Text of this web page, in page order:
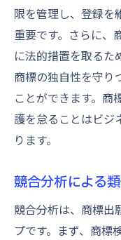
限を管理し、登録を
重要です。さらに、
に法的措置を取るた
商標の独自性を守り
ことができます。商
護を怠ることはビジ
ります。
競合分析による
競合分析は、商標出
プです。まず、商標